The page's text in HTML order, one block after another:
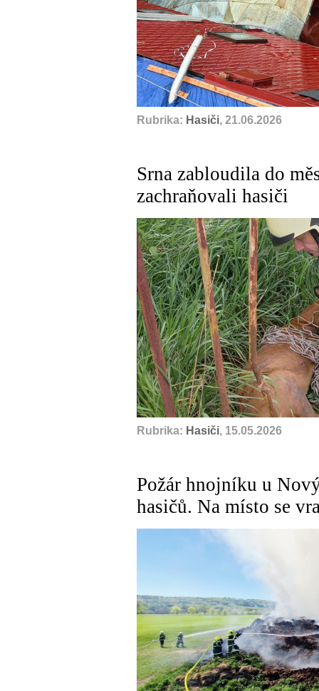
Rubrika: Hasiči, 21.06.2026
Srna zabloudila do
zachraňovali hasiči
Rubrika: Hasiči, 15.05.2026
Požár hnojníku u
hasičů. Na místo se